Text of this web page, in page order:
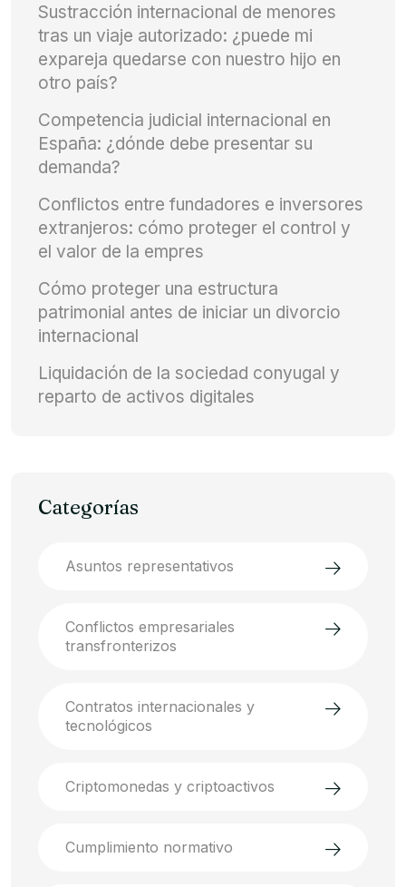
Sustracción internacional de menores
tras un viaje autorizado: ¿puede mi
expareja quedarse con nuestro hijo en
otro país?
Competencia judicial internacional en
España: ¿dónde debe presentar su
demanda?
Conflictos entre fundadores e inversores
extranjeros: cómo proteger el control y
el valor de la empres
Cómo proteger una estructura
patrimonial antes de iniciar un divorcio
internacional
Liquidación de la sociedad conyugal y
reparto de activos digitales
Categorías
Asuntos representativos
Conflictos empresariales
transfronterizos
Contratos internacionales y
tecnológicos
Criptomonedas y criptoactivos
Cumplimiento normativo